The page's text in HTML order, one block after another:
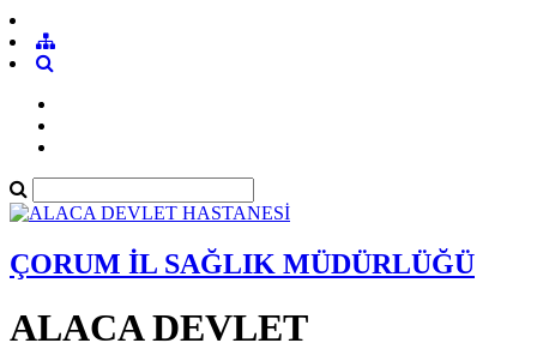
ÇORUM İL SAĞLIK MÜDÜRLÜĞÜ
ALACA DEVLET